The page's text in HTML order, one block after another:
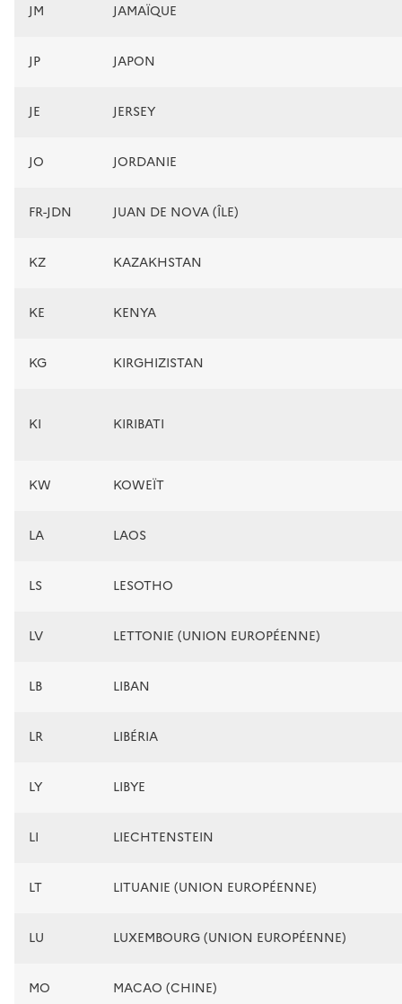
JM JAMAÏQUE
JP JAPON
JE JERSEY
JO JORDANIE
FR-JDN JUAN DE NOVA (ÎLE)
KZ KAZAKHSTAN
KE KENYA
KG KIRGHIZISTAN
KI KIRIBATI
KW KOWEÏT
LA LAOS
LS LESOTHO
LV LETTONIE (UNION EUROPÉENNE)
LB LIBAN
LR LIBÉRIA
LY LIBYE
LI LIECHTENSTEIN
LT LITUANIE (UNION EUROPÉENNE)
LU LUXEMBOURG (UNION EUROPÉENNE)
MO MACAO (CHINE)